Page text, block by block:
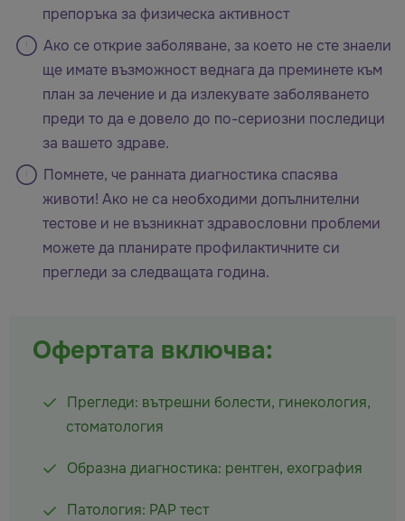
препоръка за физическа активност
Ако се открие заболяване, за което не сте знаели
ще имате възможност веднага да преминете към
план за лечение и да излекувате заболяването
преди то да е довело до по-сериозни последици
за вашето здраве.
Помнете, че ранната диагностика спасява
животи! Ако не са необходими допълнителни
тестове и не възникнат здравословни проблеми
можете да планирате профилактичните си
прегледи за следващата година.
Офертата включва:
Прегледи: вътрешни болести, гинекология,
стоматология
Образна диагностика: рентген, ехография
Патология: PAP тест